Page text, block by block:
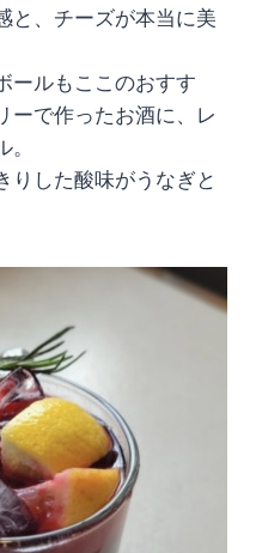
と、チーズが本当に美
ールもここのおすす
ーで作ったお酒に、レ
りした酸味がうなぎと